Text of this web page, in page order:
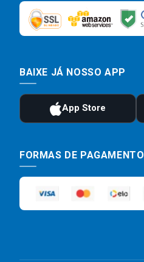
BAIXE JÁ NOSSO APP
FORMAS DE PAGAMENTO